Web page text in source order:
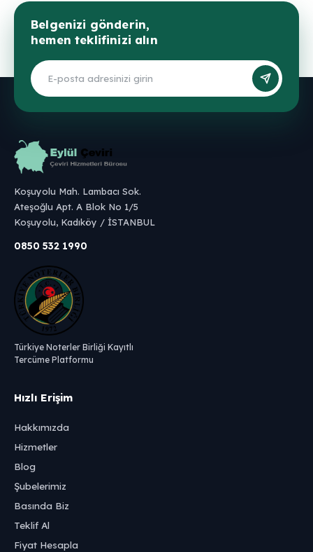
Belgenizi gönderin,
hemen teklifinizi alın
Koşuyolu Mah. Lambacı Sok.
Ateşoğlu Apt. A Blok No 1/5
Koşuyolu, Kadıköy / İSTANBUL
0850 532 1990
Türkiye Noterler Birliği Kayıtlı
Tercüme Platformu
Hızlı Erişim
Hakkımızda
Hizmetler
Blog
Şubelerimiz
Basında Biz
Teklif Al
Fiyat Hesapla